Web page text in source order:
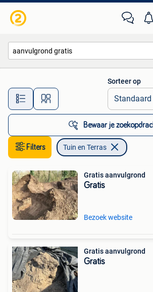
Alle afstanden…
Sorteer op
Bewaar je
Filters Tuin en Terras
Gratis aanvulgrond
Gratis
Bezoek website
Gratis aanvulgrond
Gratis